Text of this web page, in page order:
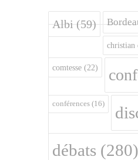
Albi(59)
christian
comtesse (22)
conférences (16)
débats (280)